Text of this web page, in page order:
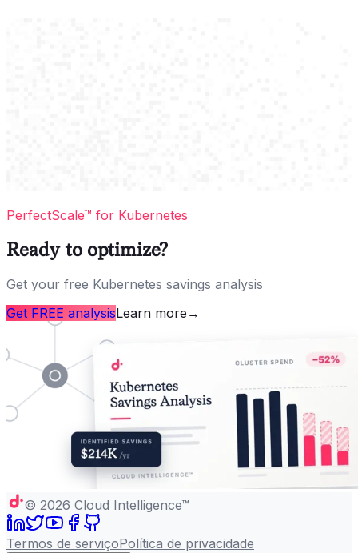
PerfectScale™ for Kubernetes
Ready to optimize?
Get your free Kubernetes savings analysis
Get FREE analysisLearn more →
© 2026 Cloud Intelligence™
Termos de serviçoPolítica de privacidade